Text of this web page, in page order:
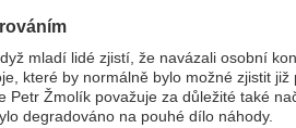
mladí lidé zjistí, že navázali osobní
které by normálně bylo možné zjistit již
Petr Žmolík považuje za důležité také
degradováno na pouhé dílo náhody.